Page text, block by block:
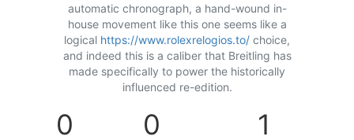
automatic chronograph, a hand-wound in-
house movement like this one seems like a
logical https://www.rolexrelogios.to/ choice,
and indeed this is a caliber that Breitling has
made specifically to power the historically
influenced re-edition.
0 0 1